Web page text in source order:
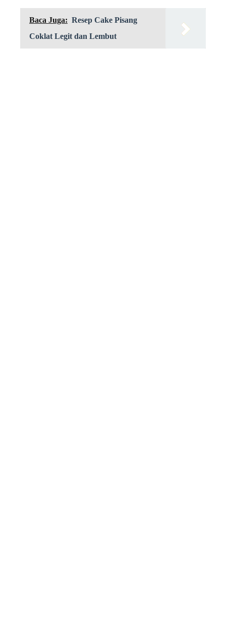
Baca Juga: Resep Cake Pisang
Coklat Legit dan Lembut